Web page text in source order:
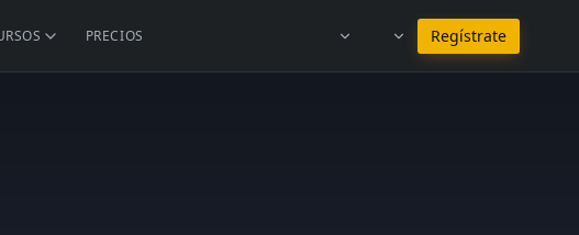
Permanecer en Español
PRECIOS Regístrate